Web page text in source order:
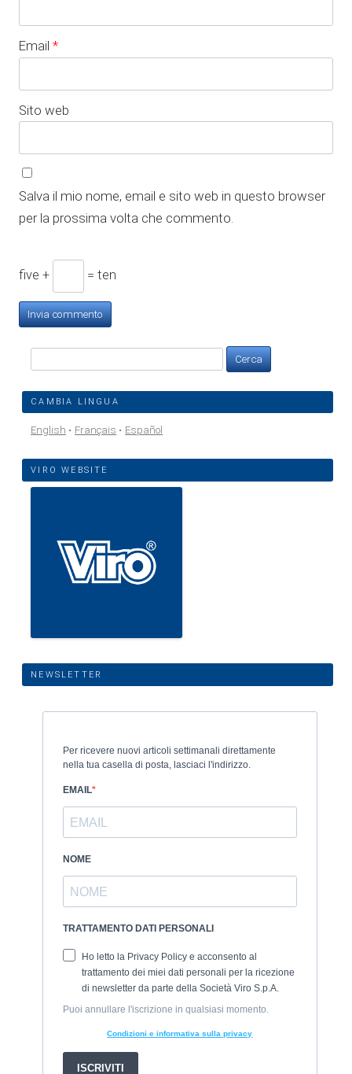
Email *
Sito web
Salva il mio nome, email e sito web in questo browser
per la prossima volta che commento.
five + = ten
per:
CAMBIA LINGUA
English Français Español
VIRO WEBSITE
NEWSLETTER